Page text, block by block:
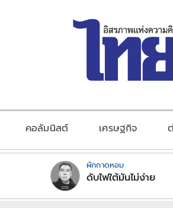
คอลัมนิสต์ เศรษฐกิจ
ผักกาดหอม
ดับไฟใต้มันไม่ง่าย